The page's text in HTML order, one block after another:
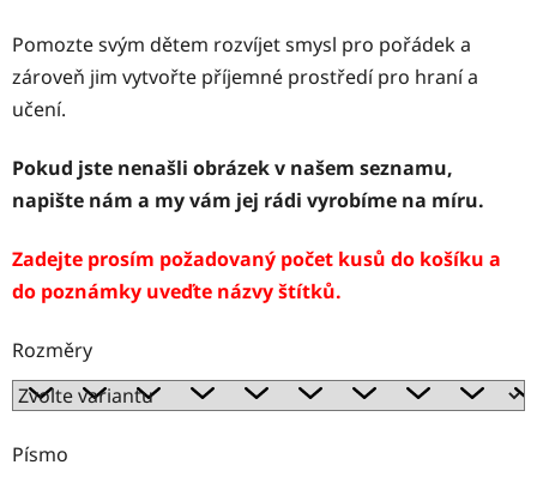
Pomozte svým dětem rozvíjet smysl pro pořádek a
zároveň jim vytvořte příjemné prostředí pro hraní a
učení.
Pokud jste nenašli obrázek v našem seznamu,
napište nám a my vám jej rádi vyrobíme na míru.
Zadejte prosím požadovaný počet kusů do košíku a
do poznámky uveďte názvy štítků.
Rozměry
Písmo